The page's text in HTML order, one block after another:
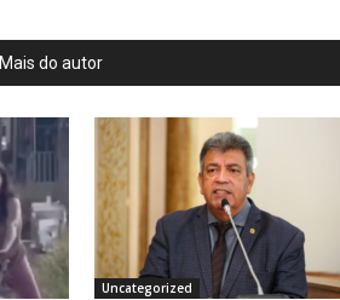
Mais do autor
Uncategorized